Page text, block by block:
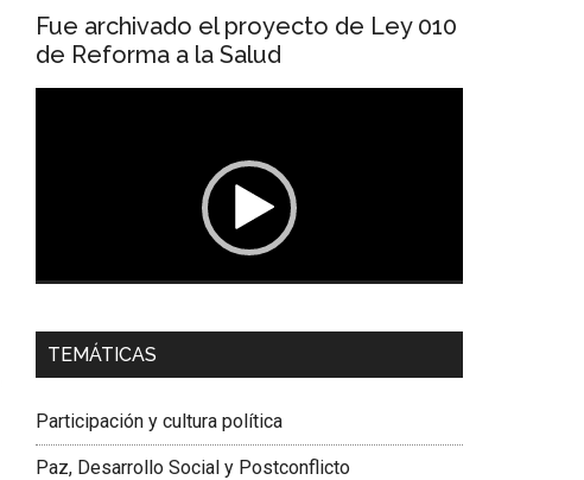
Fue archivado el proyecto de Ley 010
de Reforma a la Salud
Dra. Carolina Corcho Mejía,
Latinoamericana Sur, Vicepresidenta Federación
TEMÁTICAS
Participación y cultura política
Paz, Desarrollo Social y Postconflicto